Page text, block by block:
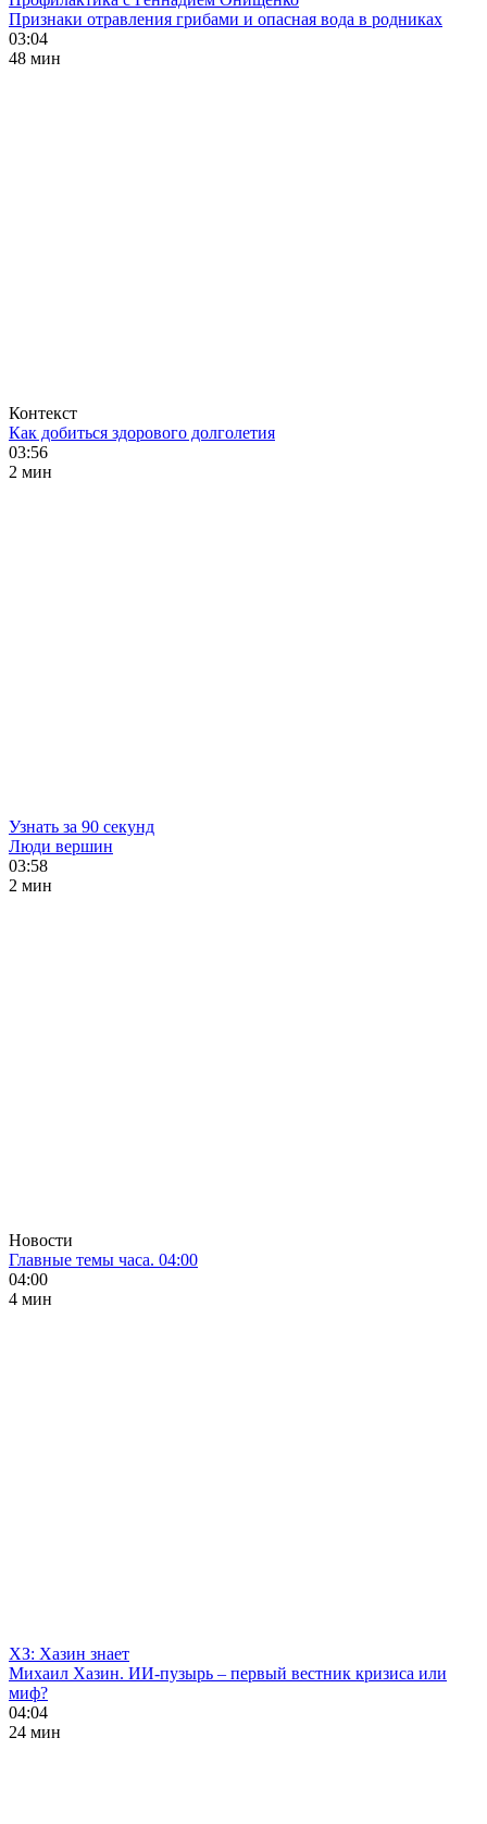
Признаки отравления грибами и опасная вода в родниках
03:04
48 мин
Контекст
Как добиться здорового долголетия
03:56
2 мин
Узнать за 90 секунд
Люди вершин
03:58
2 мин
Новости
Главные темы часа. 04:00
04:00
4 мин
ХЗ: Хазин знает
Михаил Хазин. ИИ-пузырь – первый вестник кризиса или
миф?
04:04
24 мин